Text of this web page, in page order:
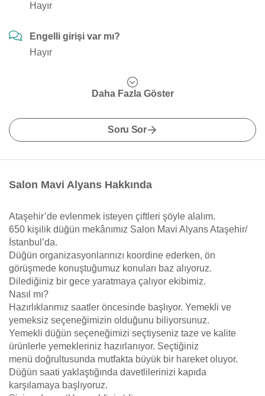
Hayır
Engelli girişi var mı?
Hayır
Daha Fazla Göster
Soru Sor
Salon Mavi Alyans Hakkında
Ataşehir’de evlenmek isteyen çiftleri şöyle alalım.
650 kişilik düğün mekânımız Salon Mavi Alyans Ataşehir/
İstanbul’da.
Düğün organizasyonlarınızı koordine ederken, ön
görüşmede konuştuğumuz konuları baz alıyoruz.
Dilediğiniz bir gece yaratmaya çalıyor ekibimiz.
Nasıl mı?
Hazırlıklarımız saatler öncesinde başlıyor. Yemekli ve
yemeksiz seçeneğimizin olduğunu biliyorsunuz.
Yemekli düğün seçeneğimizi seçtiyseniz taze ve kalite
ürünlerle yemekleriniz hazırlanıyor. Seçtiğiniz
menü doğrultusunda mutfakta büyük bir hareket oluyor.
Düğün saati yaklaştığında davetlilerinizi kapıda
karşılamaya başlıyoruz.